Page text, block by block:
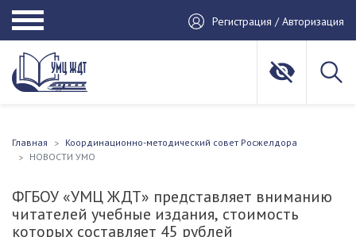
Регистрация / Авторизация
Главная
Координационно-методический совет Росжелдора
НОВОСТИ УМО
ФГБОУ «УМЦ ЖДТ» представляет вниманию
читателей учебные издания, стоимость
которых составляет 45 рублей